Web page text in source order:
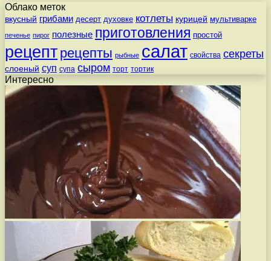
Облако меток
вкусный грибами десерт духовке котлеты курицей мультиварке
печенье пирог полезные приготовления простой
рецепт рецепты рыбные салат свойства секреты
слоеный суп супа сыром торт тортик
Интересно